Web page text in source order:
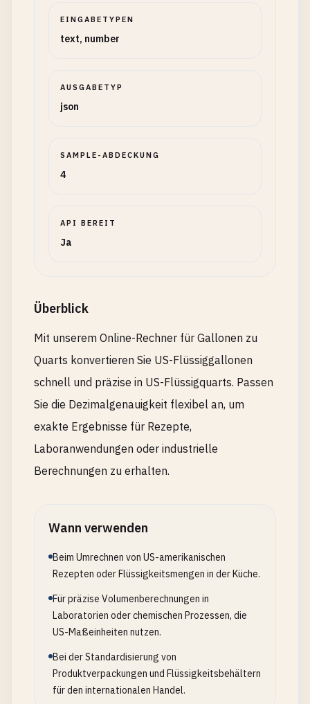
EINGABETYPEN
text, number
AUSGABETYP
json
SAMPLE-ABDECKUNG
4
API BEREIT
Ja
Überblick
Mit unserem Online-Rechner für Gallonen zu
Quarts konvertieren Sie US-Flüssiggallonen
schnell und präzise in US-Flüssigquarts. Passen
Sie die Dezimalgenauigkeit flexibel an, um
exakte Ergebnisse für Rezepte,
Laboranwendungen oder industrielle
Berechnungen zu erhalten.
Wann verwenden
Beim Umrechnen von US-amerikanischen
Rezepten oder Flüssigkeitsmengen in der Küche.
Für präzise Volumenberechnungen in
Laboratorien oder chemischen Prozessen, die
US-Maßeinheiten nutzen.
Bei der Standardisierung von
Produktverpackungen und Flüssigkeitsbehältern
für den internationalen Handel.